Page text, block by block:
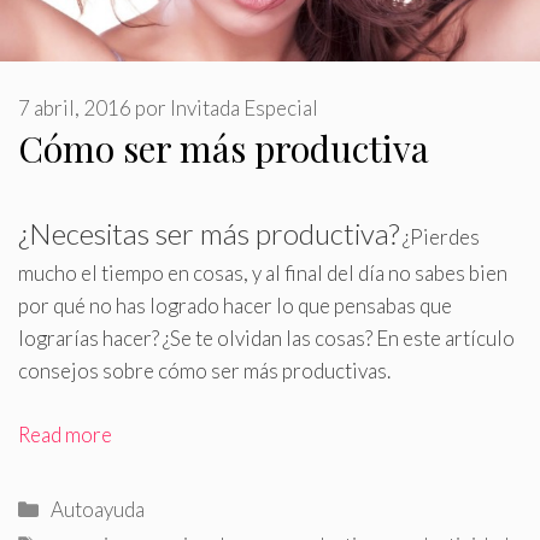
Cómo ser más productiva
7 abril, 2016 por Invitada Especial
¿Necesitas ser más productiva?¿Pierdes
mucho el tiempo en cosas, y al final del día no sabes bien
por qué no has logrado hacer lo que pensabas que
lograrías hacer? ¿Se te olvidan las cosas? En este artículo
consejos sobre cómo ser más productivas.
Read more
Categorías
Autoayuda